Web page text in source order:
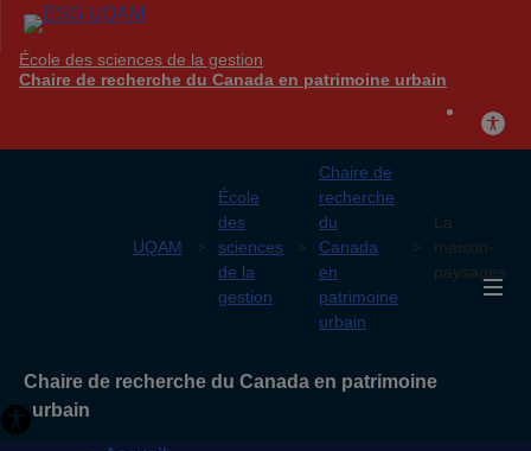
École des sciences de la gestion
Chaire de recherche du Canada en patrimoine urbain
UQAM
École
des
sciences
de la
gestion
Chaire de
recherche
du
Canada
en
patrimoine
urbain
La
maison-
paysages
Chaire de recherche du Canada en patrimoine
urbain